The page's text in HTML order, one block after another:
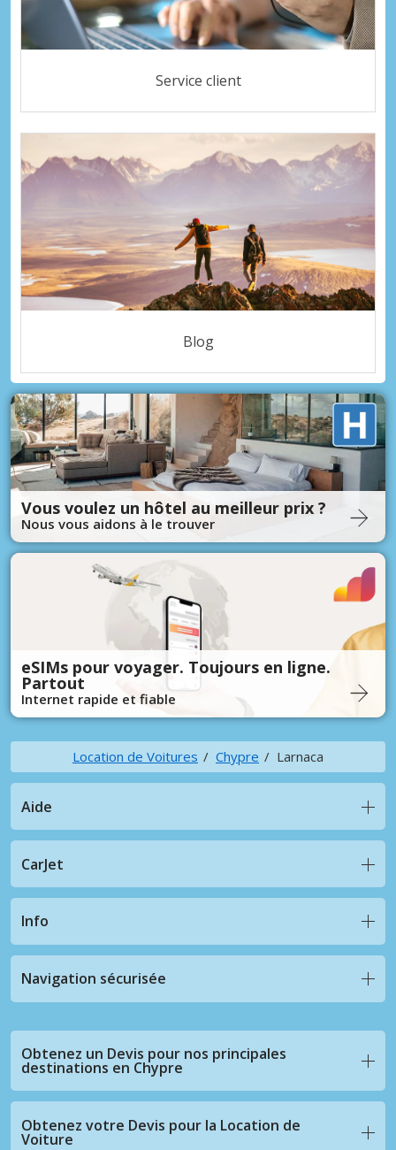
Service client
Blog
Vous voulez un hôtel au meilleur prix ?
Nous vous aidons à le trouver
eSIMs pour voyager. Toujours en ligne.
Partout
Internet rapide et fiable
Location de Voitures Chypre Larnaca
Aide
CarJet
Info
Navigation sécurisée
Obtenez un Devis pour nos principales
destinations en Chypre
Obtenez votre Devis pour la Location de
Voiture